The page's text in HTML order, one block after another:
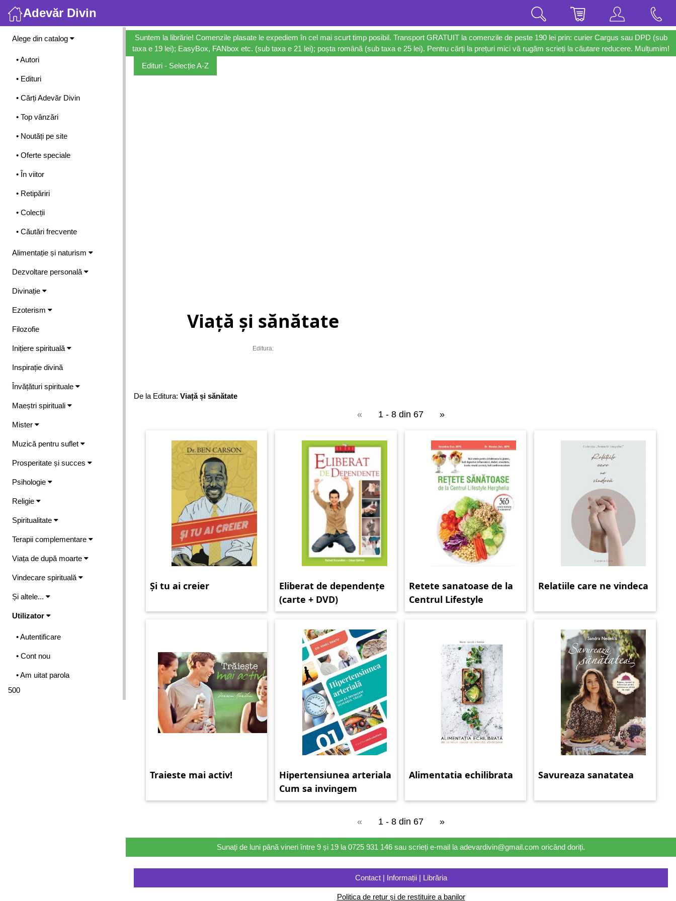
Adevăr Divin
Meniu
Alege din catalog
• Autori
• Edituri
• Cărți Adevăr Divin
• Top vânzări
• Noutăți pe site
• Oferte speciale
• În viitor
• Retipăriri
• Colecții
• Căutări frecvente
Alimentație și naturism
Dezvoltare personală
Divinație
Ezoterism
Filozofie
Inițiere spirituală
Inspirație divină
Învățături spirituale
Maeștri spirituali
Mister
Muzică pentru suflet
Prosperitate și succes
Psihologie
Religie
Spiritualitate
Terapii complementare
Viața de după moarte
Vindecare spirituală
Și altele...
Utilizator
• Autentificare
• Cont nou
• Am uitat parola
500
Suntem la librărie! Comenzile plasate le expediem în cel mai scurt timp posibil. Transport GRATUIT la comenzile de peste 190 lei prin: curier Cargus sau DPD (sub
taxa e 19 lei); EasyBox, FANbox etc. (sub taxa e 21 lei); poșta română (sub taxa e 25 lei). Pentru cărți la prețuri mici vă rugăm scrieți la căutare reducere. Mulțumim!
Edituri - Selecție A-Z
Viață și sănătate
Editura:
De la Editura: Viață și sănătate
« 1 - 8 din 67 »
Și tu ai creier
Eliberat de dependențe
(carte + DVD)
Retete sanatoase de la
Centrul Lifestyle
Herghelia
Relatiile care ne vindeca
Traieste mai activ!
Hipertensiunea arteriala
Cum sa invingem
ucigasul tacut
Alimentatia echilibrata Savureaza sanatatea
« 1 - 8 din 67 »
Sunați de luni până vineri între 9 și 19 la 0725 931 146 sau scrieți e-mail la adevardivin@gmail.com oricând doriți.
Contact | Informații | Librăria
Politica de retur și de restituire a banilor